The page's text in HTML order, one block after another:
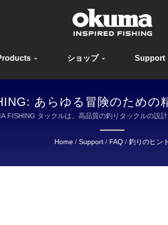
ショップ Support
あらゆる冒険のための
ル
FISHING タックルは、高品質の釣りタックルの設
Home / Support / FAQ / 釣りのヒント